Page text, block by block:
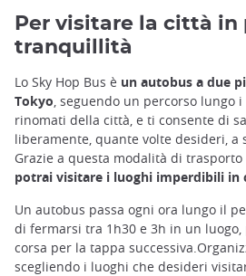
Per visitare la città in
tranquillità
Lo Sky Hop Bus è un autobus a due
Tokyo, seguendo un percorso lungo
rinomati della città, e ti consente di
liberamente, quante volte desideri, a
Grazie a questa modalità di
potrai visitare i luoghi imperdibili in
Un autobus passa ogni ora lungo il
di fermarsi tra 1h30 e 3h in un
corsa per la tappa
scegliendo i luoghi che desideri